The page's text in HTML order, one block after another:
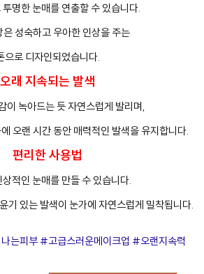
명한 눈매를 연출할 수 있습니다.
은 성숙하고 우아한 인상을 주는
으로 디자인되었습니다.
오래 지속되는 발색
이 녹아드는 듯 자연스럽게 발리며,
오랜 시간 동안 매력적인 발색을 유지합니다.
편리한 사용법
적인 눈매를 만들 수 있습니다.
기 있는 발색이 눈가에 자연스럽게 밀착됩니다.
는피부 #고급스러운메이크업 #오랜지속력